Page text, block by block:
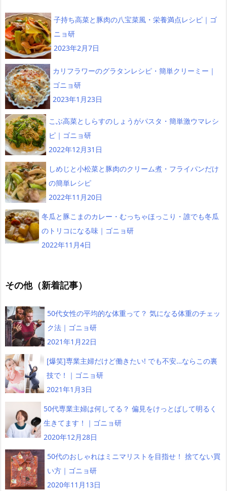
子持ち高菜と豚肉の八宝菜風・栄養満点レシピ｜ゴ
ニョ研
2023年2月7日
カリフラワーのグラタンレシピ・簡単クリーミー｜
ゴニョ研
2023年1月23日
こぶ高菜としらすのしょうがパスタ・簡単激ウマレシ
ピ｜ゴニョ研
2022年12月31日
しめじと小松菜と豚肉のクリーム煮・フライパンだけ
の簡単レシピ
2022年11月20日
冬瓜と豚こまのカレー・むっちゃほっこり・誰でも冬瓜
のトリコになる味｜ゴニョ研
2022年11月4日
その他（新着記事）
50代女性の平均的な体重って？ 気になる体重のチェッ
ク法｜ゴニョ研
2021年1月22日
[爆笑]専業主婦だけど働きたい! でも不安…ならこの裏
技で！｜ゴニョ研
2021年1月3日
50代専業主婦は何してる？ 偏見をけっとばして明るく
生きてます！｜ゴニョ研
2020年12月28日
50代のおしゃれはミニマリストを目指せ！ 捨てない買
い方｜ゴニョ研
2020年11月13日